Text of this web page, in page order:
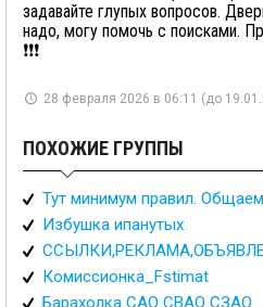
задавайте глупых вопросов.
надо, могу помочь с поисками.
❗❗❗
28 февраля 2026 в 06:11 (до
ПОХОЖИЕ ГРУППЫ
Тут минимум правил.
Избушка ипанутых
Комиссионка_Fstimat
Барахолка САО СВАО СЗАО